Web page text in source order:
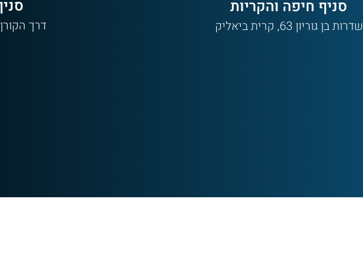
דרך הקורן 15-50, קיבוץ
סניף חיפה והקריות
שדרות בן גוריון 63, קרית ביאליק